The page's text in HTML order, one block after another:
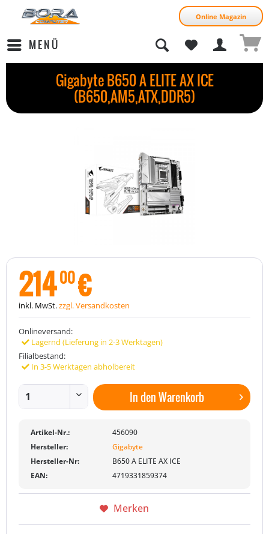
Online Magazin
MENÜ
Gigabyte B650 A ELITE AX ICE
(B650,AM5,ATX,DDR5)
21400€
inkl. MwSt.zzgl. Versandkosten
Onlineversand:
Lagernd (Lieferung in 2-3 Werktagen)
Filialbestand:
In 3-5 Werktagen abholbereit
In denWarenkorb
Artikel-Nr.:
456090
Hersteller:
Gigabyte
Hersteller-Nr:
B650 A ELITE AX ICE
EAN:
4719331859374
Merken